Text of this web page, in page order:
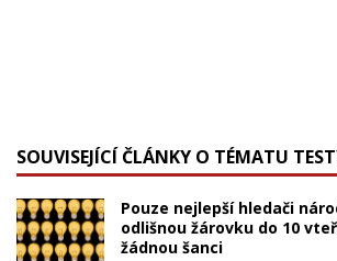
SOUVISEJÍCÍ ČLÁNKY O TÉMATU
Pouze nejlepší hledači
odlišnou žárovku do 10
žádnou šanci